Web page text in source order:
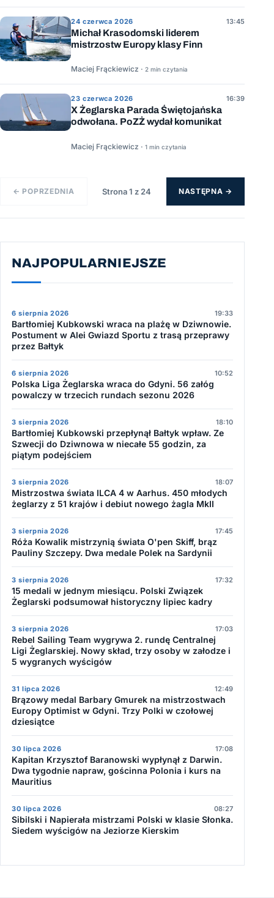
24 czerwca 2026 13:45
Michał Krasodomski liderem
mistrzostw Europy klasy Finn
Maciej Frąckiewicz · 2 min czytania
23 czerwca 2026 16:39
X Żeglarska Parada Świętojańska
odwołana. PoZŻ wydał komunikat
Maciej Frąckiewicz · 1 min czytania
← POPRZEDNIA Strona 1 z 24 NASTĘPNA →
NAJPOPULARNIEJSZE
6 sierpnia 2026 19:33
Bartłomiej Kubkowski wraca na plażę w Dziwnowie.
Postument w Alei Gwiazd Sportu z trasą przeprawy
przez Bałtyk
6 sierpnia 2026 10:52
Polska Liga Żeglarska wraca do Gdyni. 56 załóg
powalczy w trzecich rundach sezonu 2026
3 sierpnia 2026 18:10
Bartłomiej Kubkowski przepłynął Bałtyk wpław. Ze
Szwecji do Dziwnowa w niecałe 55 godzin, za
piątym podejściem
3 sierpnia 2026 18:07
Mistrzostwa świata ILCA 4 w Aarhus. 450 młodych
żeglarzy z 51 krajów i debiut nowego żagla MkII
3 sierpnia 2026 17:45
Róża Kowalik mistrzynią świata O'pen Skiff, brąz
Pauliny Szczepy. Dwa medale Polek na Sardynii
3 sierpnia 2026 17:32
15 medali w jednym miesiącu. Polski Związek
Żeglarski podsumował historyczny lipiec kadry
3 sierpnia 2026 17:03
Rebel Sailing Team wygrywa 2. rundę Centralnej
Ligi Żeglarskiej. Nowy skład, trzy osoby w załodze i
5 wygranych wyścigów
31 lipca 2026 12:49
Brązowy medal Barbary Gmurek na mistrzostwach
Europy Optimist w Gdyni. Trzy Polki w czołowej
dziesiątce
30 lipca 2026 17:08
Kapitan Krzysztof Baranowski wypłynął z Darwin.
Dwa tygodnie napraw, gościnna Polonia i kurs na
Mauritius
30 lipca 2026 08:27
Sibilski i Napierała mistrzami Polski w klasie Słonka.
Siedem wyścigów na Jeziorze Kierskim